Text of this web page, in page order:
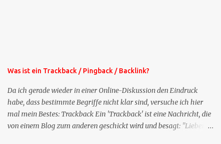
Was ist ein Trackback / Pingback / Backlink?
Da ich gerade wieder in einer Online-Diskussion den Eindruck
habe, dass bestimmte Begriffe nicht klar sind, versuche ich hier
mal mein Bestes: Trackback Ein 'Trackback' ist eine Nachricht, die
von einem Blog zum anderen geschickt wird und besagt: "Lieber